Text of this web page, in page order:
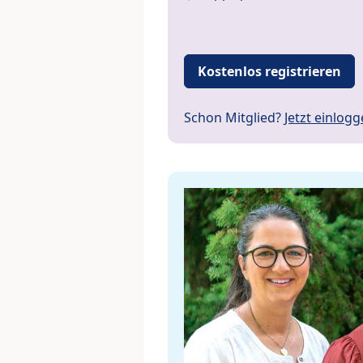
Kostenlos registrieren
Schon Mitglied? Jetzt